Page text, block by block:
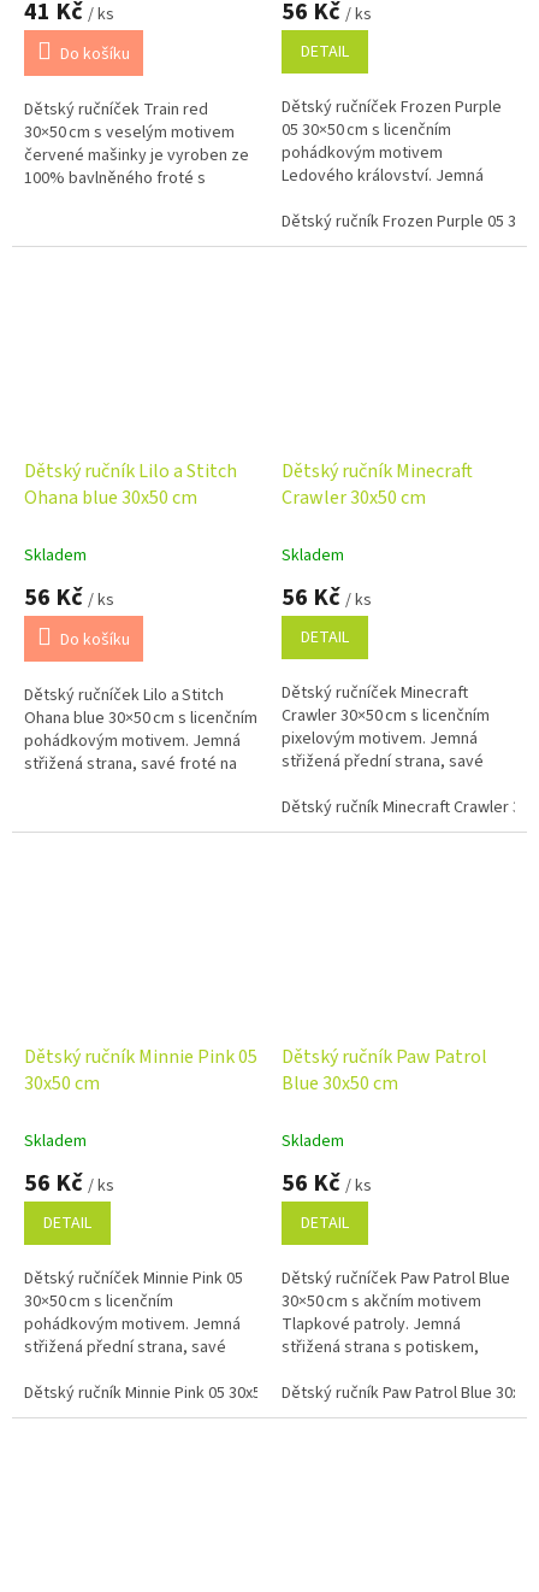
41 Kč / ks
Do košíku
Dětský ručníček Train red
30×50 cm s veselým motivem
červené mašinky je vyroben ze
100% bavlněného froté s
praktické použití...
56 Kč / ks
DETAIL
Dětský ručníček Frozen Purple
05 30×50 cm s licenčním
pohádkovým motivem
Ledového království. Jemná
froté na rubu a 100% bavlna.
Dětský ručník Frozen Purple 05
Dětský ručník Lilo a Stitch
Ohana blue 30x50 cm
Skladem
56 Kč / ks
Do košíku
Dětský ručníček Lilo a Stitch
Ohana blue 30×50 cm s licenčním
pohádkovým motivem. Jemná
střižená strana, savé froté na
Dětský ručník Minecraft
Crawler 30x50 cm
Skladem
56 Kč / ks
DETAIL
Dětský ručníček Minecraft
Crawler 30×50 cm s licenčním
pixelovým motivem. Jemná
střižená přední strana, savé
každodenní použití.
Dětský ručník Minecraft Crawler
Dětský ručník Minnie Pink 05
30x50 cm
Skladem
56 Kč / ks
DETAIL
Dětský ručníček Minnie Pink 05
30×50 cm s licenčním
pohádkovým motivem. Jemná
střižená přední strana, savé
každodenní použití.
Dětský ručník Minnie Pink 05 30x50 cm
Dětský ručník Paw Patrol
Blue 30x50 cm
Skladem
56 Kč / ks
DETAIL
Dětský ručníček Paw Patrol Blue
30×50 cm s akčním motivem
Tlapkové patroly. Jemná
střižená strana s potiskem,
bavlna.
Dětský ručník Paw Patrol Blue